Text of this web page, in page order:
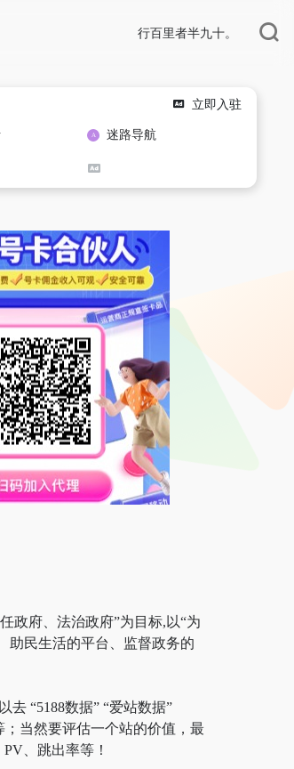
行百里者半九十。
立即入驻
迷路导航
政府、法治政府”为目标,以“为
助民生活的平台、监督政务的
去 “5188数据” “爱站数据”
当然要评估一个站的价值，最
、跳出率等！